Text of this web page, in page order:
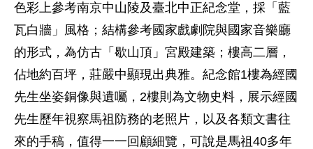
色彩上參考南京中山陵及臺北中正紀念堂，採「藍
瓦白牆」風格；結構參考國家戲劇院與國家音樂廳
的形式，為仿古「歇山頂」宮殿建築；樓高二層，
佔地約百坪，莊嚴中顯現出典雅。紀念館1樓為經國
先生坐姿銅像與遺囑，2樓則為文物史料，展示經國
先生歷年視察馬祖防務的老照片，以及各類文書往
來的手稿，值得一一回顧細覽，可說是馬祖40多年